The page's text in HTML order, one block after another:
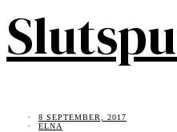
8 SEPTEMBER, 2017
ELNA